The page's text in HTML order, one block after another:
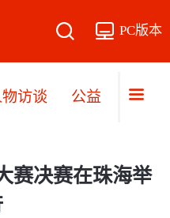
PC版本
物访谈 公益 文旅
赛决赛在珠海举